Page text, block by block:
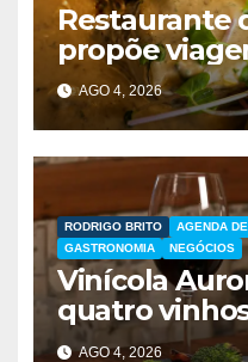
Restaurante
propõe
do Brasil
AGO 4, 2026
RODRIGO BRITO AGENDA
GASTRONOMIA
NEGÓCIOS
Vinícola
quatro
presentear
AGO 4, 2026